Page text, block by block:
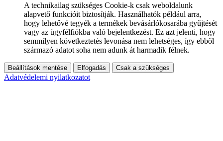
A technikailag szükséges Cookie-k csak weboldalunk
alapvető funkcióit biztosítják. Használhatók például arra,
hogy lehetővé tegyék a termékek bevásárlókosarába gyűjtését
vagy az ügyfélfiókba való bejelentkezést. Ez azt jelenti, hogy
semmilyen következtetés levonása nem lehetséges, így ebből
származó adatot soha nem adunk át harmadik félnek.
Beállítások mentése Elfogadás Csak a szükséges
Adatvédelemi nyilatkozatot